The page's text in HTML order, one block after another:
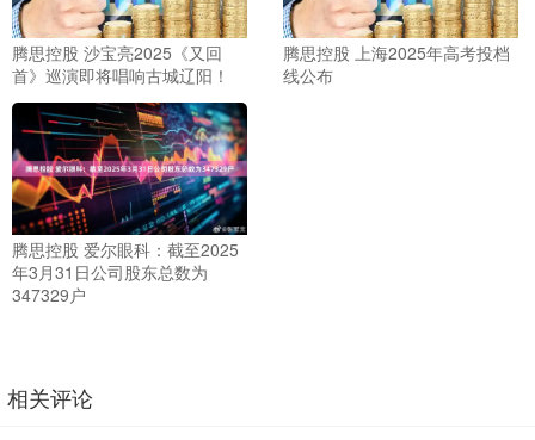
腾思控股 沙宝亮2025《又回
首》巡演即将唱响古城辽阳！
腾思控股 上海2025年高考投档
线公布
腾思控股 爱尔眼科：截至2025
年3月31日公司股东总数为
347329户
相关评论